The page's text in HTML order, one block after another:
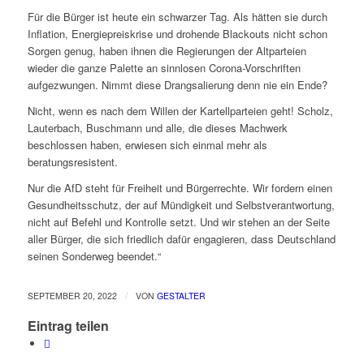
Für die Bürger ist heute ein schwarzer Tag. Als hätten sie durch
Inflation, Energiepreiskrise und drohende Blackouts nicht schon
Sorgen genug, haben ihnen die Regierungen der Altparteien
wieder die ganze Palette an sinnlosen Corona-Vorschriften
aufgezwungen. Nimmt diese Drangsalierung denn nie ein Ende?
Nicht, wenn es nach dem Willen der Kartellparteien geht! Scholz,
Lauterbach, Buschmann und alle, die dieses Machwerk
beschlossen haben, erwiesen sich einmal mehr als
beratungsresistent.
Nur die AfD steht für Freiheit und Bürgerrechte. Wir fordern einen
Gesundheitsschutz, der auf Mündigkeit und Selbstverantwortung,
nicht auf Befehl und Kontrolle setzt. Und wir stehen an der Seite
aller Bürger, die sich friedlich dafür engagieren, dass Deutschland
seinen Sonderweg beendet.“
SEPTEMBER 20, 2022 / VON GESTALTER
Eintrag teilen